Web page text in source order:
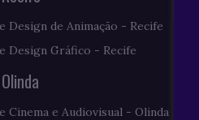
Design de Animação - Recife
Design Gráfico - Recife
Cinema e Audiovisual - Olinda